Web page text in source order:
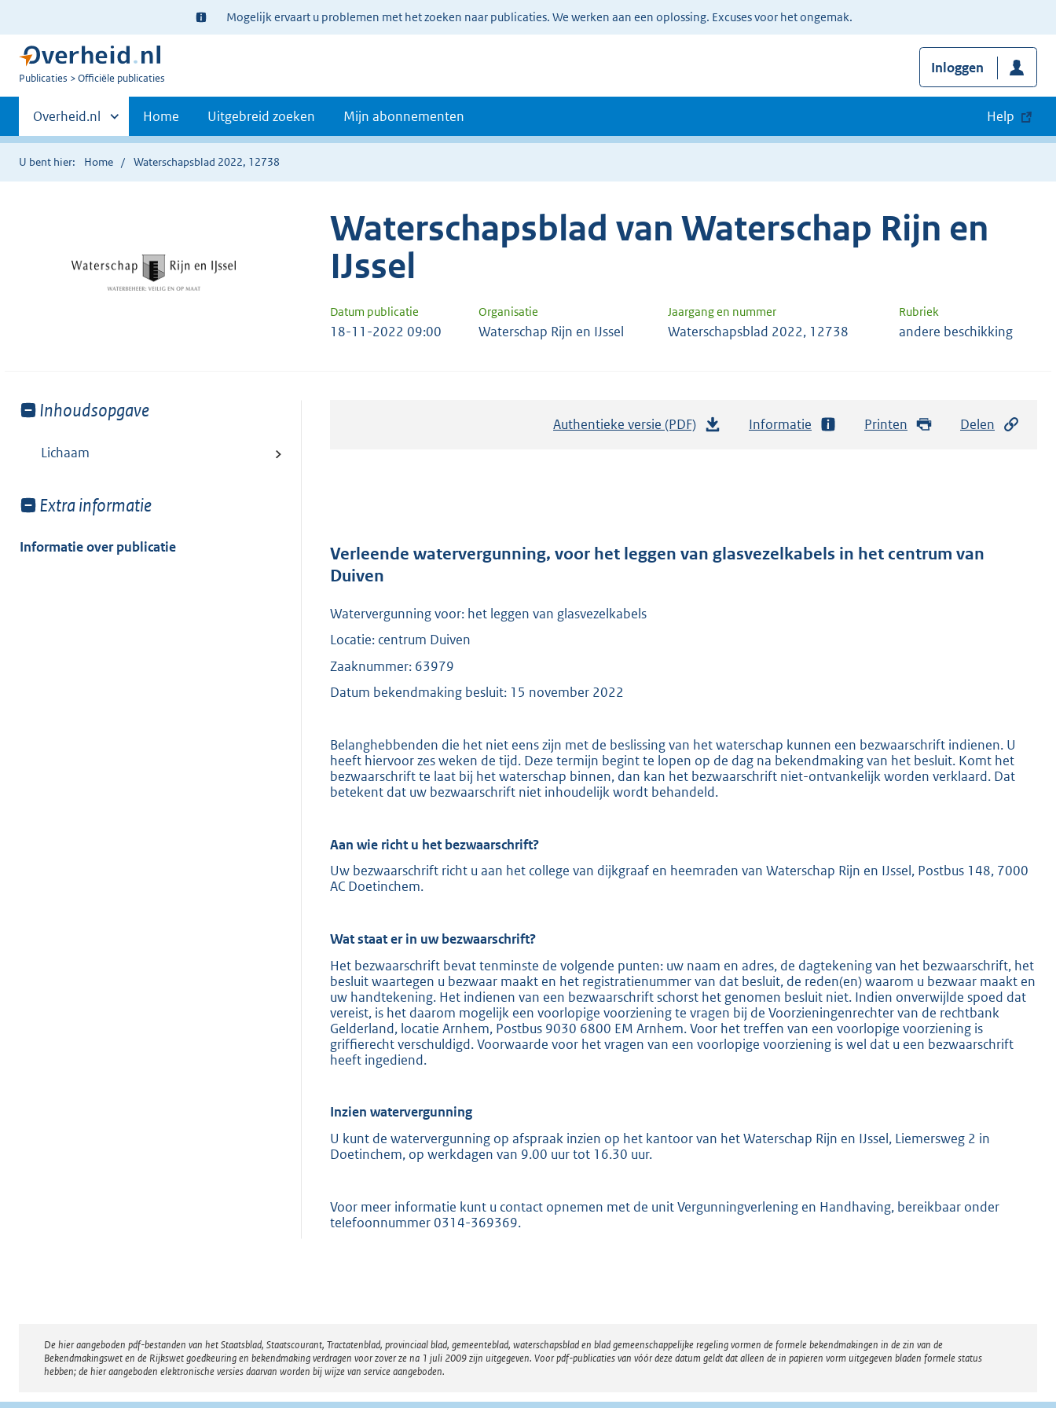
Ter
informatie:
Mogelijk ervaart u problemen met het zoeken naar publicaties. We werken aan een oplossing. Excuses voor het ongemak.
U
Publicaties Officiële publicaties
Inloggen
Primaire
navigatie
Andere
sites
binnen
Overheid.nl Home Uitgebreid zoeken Mijn abonnementen Help
U bent hier: Home Waterschapsblad 2022, 12738
Waterschapsblad van Waterschap Rijn en
IJssel
Datum publicatie Organisatie Jaargang en nummer Rubriek
18-11-2022 09:00 Waterschap Rijn en IJssel Waterschapsblad 2022, 12738 andere beschikking
Toon
van:
Inhoudsopgave
Lichaam
Toon
van:
Extra informatie
Informatie over publicatie
Authentieke versie (PDF)
d
:
2
0
Informatie Printen Delen
Verleende watervergunning, voor het leggen van glasvezelkabels in het centrum van
Duiven
Watervergunning voor: het leggen van glasvezelkabels
Locatie: centrum Duiven
Zaaknummer: 63979
Datum bekendmaking besluit: 15 november 2022
Belanghebbenden die het niet eens zijn met de beslissing van het waterschap kunnen een bezwaarschrift indienen. U
heeft hiervoor zes weken de tijd. Deze termijn begint te lopen op de dag na bekendmaking van het besluit. Komt het
bezwaarschrift te laat bij het waterschap binnen, dan kan het bezwaarschrift niet-ontvankelijk worden verklaard. Dat
betekent dat uw bezwaarschrift niet inhoudelijk wordt behandeld.
Aan wie richt u het bezwaarschrift?
Uw bezwaarschrift richt u aan het college van dijkgraaf en heemraden van Waterschap Rijn en IJssel, Postbus 148, 7000
AC Doetinchem.
Wat staat er in uw bezwaarschrift?
Het bezwaarschrift bevat tenminste de volgende punten: uw naam en adres, de dagtekening van het bezwaarschrift, het
besluit waartegen u bezwaar maakt en het registratienummer van dat besluit, de reden(en) waarom u bezwaar maakt en
uw handtekening. Het indienen van een bezwaarschrift schorst het genomen besluit niet. Indien onverwijlde spoed dat
vereist, is het daarom mogelijk een voorlopige voorziening te vragen bij de Voorzieningenrechter van de rechtbank
Gelderland, locatie Arnhem, Postbus 9030 6800 EM Arnhem. Voor het treffen van een voorlopige voorziening is
griffierecht verschuldigd. Voorwaarde voor het vragen van een voorlopige voorziening is wel dat u een bezwaarschrift
heeft ingediend.
Inzien watervergunning
U kunt de watervergunning op afspraak inzien op het kantoor van het Waterschap Rijn en IJssel, Liemersweg 2 in
Doetinchem, op werkdagen van 9.00 uur tot 16.30 uur.
Voor meer informatie kunt u contact opnemen met de unit Vergunningverlening en Handhaving, bereikbaar onder
telefoonnummer 0314-369369.
Disclaimer
De hier aangeboden pdf-bestanden van het Staatsblad, Staatscourant, Tractatenblad, provinciaal blad, gemeenteblad, waterschapsblad en blad gemeenschappelijke regeling vormen de formele bekendmakingen in de zin van de
Bekendmakingswet en de Rijkswet goedkeuring en bekendmaking verdragen voor zover ze na 1 juli 2009 zijn uitgegeven. Voor pdf-publicaties van vóór deze datum geldt dat alleen de in papieren vorm uitgegeven bladen formele status
hebben; de hier aangeboden elektronische versies daarvan worden bij wijze van service aangeboden.